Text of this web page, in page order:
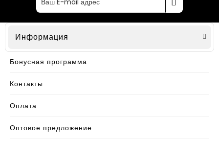
Информация
Бонусная программа
Контакты
Оплата
Оптовое предложение